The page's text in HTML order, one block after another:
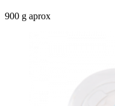
900 g aprox